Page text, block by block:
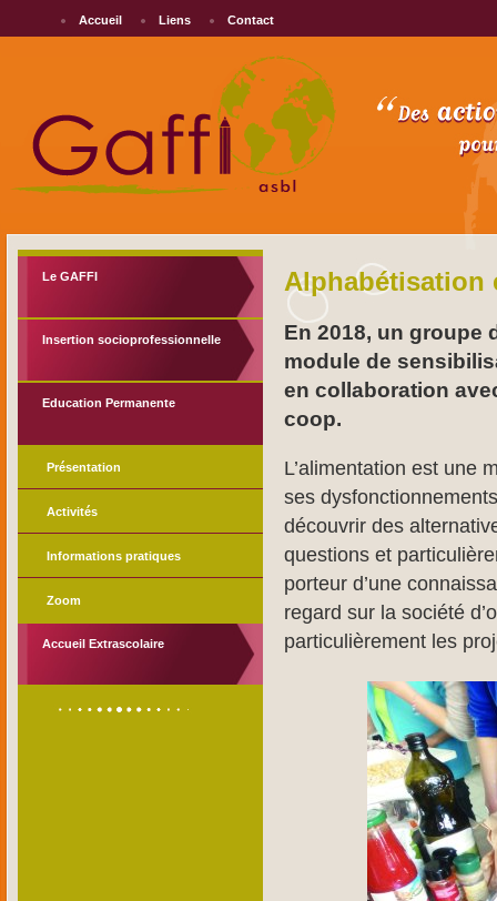
Accueil Liens Contact
Le GAFFI
Insertion socioprofessionnelle
Education Permanente
Présentation
Activités
Informations pratiques
Zoom
Accueil Extrascolaire
Alphabétisation
En 2018, un groupe
module de
en collaboration
coop.
L’alimentation est une
ses
découvrir des
questions et
porteur d’une
regard sur la société
particulièrement les